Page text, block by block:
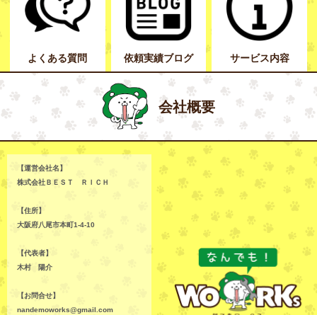
よくある質問 依頼実績ブログ サービス内容
会社概要
【運営会社名】
株式会社ＢＥＳＴ ＲＩＣＨ
【住所】
大阪府八尾市本町1-4-10
【代表者】
木村 陽介
【お問合せ】
nandemoworks@gmail.com